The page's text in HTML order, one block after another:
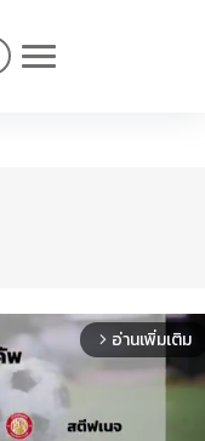
arrow_forward_ios อ่านเพิ่มเติม